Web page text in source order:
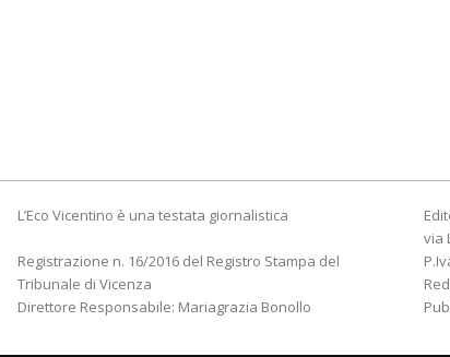
L’Eco Vicentino è una testata giornalistica
Registrazione n. 16/2016 del Registro Stampa del
Tribunale di Vicenza
Direttore Responsabile: Mariagrazia Bonollo
via